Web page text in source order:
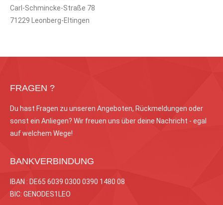
Carl-Schmincke-Straße 78
71229 Leonberg-Eltingen
FRAGEN ?
Du hast Fragen zu unseren Angeboten, Rückmeldungen oder
sonst ein Anliegen? Wir freuen uns über deine Nachricht - egal
auf welchem Wege!
BANKVERBINDUNG
IBAN : DE65 6039 0300 0390 1480 08
BIC: GENODES1LEO